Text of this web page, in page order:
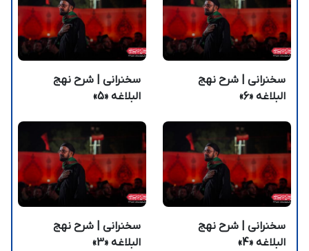
سخنرانی | شرح نهج
البلاغه «6»
سخنرانی | شرح نهج
البلاغه «5»
سخنرانی | شرح نهج
البلاغه «4»
سخنرانی | شرح نهج
البلاغه «3»